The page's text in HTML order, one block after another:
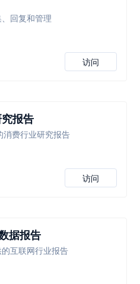
回复和管理
访问
报告
消费行业研究报告
访问
据报告
互联网行业报告